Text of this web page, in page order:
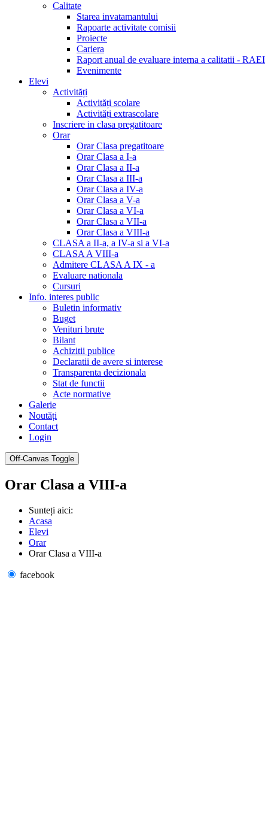
Calitate
Starea invatamantului
Rapoarte activitate comisii
Proiecte
Cariera
Raport anual de evaluare interna a calitatii - RAEI
Evenimente
Elevi
Activități
Activități scolare
Activități extrascolare
Inscriere in clasa pregatitoare
Orar
Orar Clasa pregatitoare
Orar Clasa a I-a
Orar Clasa a II-a
Orar Clasa a III-a
Orar Clasa a IV-a
Orar Clasa a V-a
Orar Clasa a VI-a
Orar Clasa a VII-a
Orar Clasa a VIII-a
CLASA a II-a, a IV-a si a VI-a
CLASA A VIII-a
Admitere CLASA A IX - a
Evaluare nationala
Cursuri
Info. interes public
Buletin informativ
Buget
Venituri brute
Bilant
Achizitii publice
Declaratii de avere si interese
Transparenta decizionala
Stat de functii
Acte normative
Galerie
Noutăți
Contact
Login
Off-Canvas Toggle
Orar Clasa a VIII-a
Sunteți aici:
Acasa
Elevi
Orar
Orar Clasa a VIII-a
facebook